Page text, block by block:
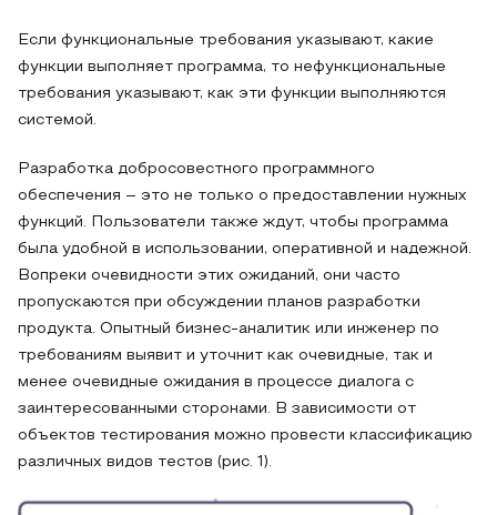
Если функциональные требования указывают, какие
функции выполняет программа, то нефункциональные
требования указывают, как эти функции выполняются
системой.
Разработка добросовестного программного
обеспечения – это не только о предоставлении нужных
функций. Пользователи также ждут, чтобы программа
была удобной в использовании, оперативной и надежной.
Вопреки очевидности этих ожиданий, они часто
пропускаются при обсуждении планов разработки
продукта. Опытный бизнес-аналитик или инженер по
требованиям выявит и уточнит как очевидные, так и
менее очевидные ожидания в процессе диалога с
заинтересованными сторонами. В зависимости от
объектов тестирования можно провести классификацию
различных видов тестов (рис. 1).